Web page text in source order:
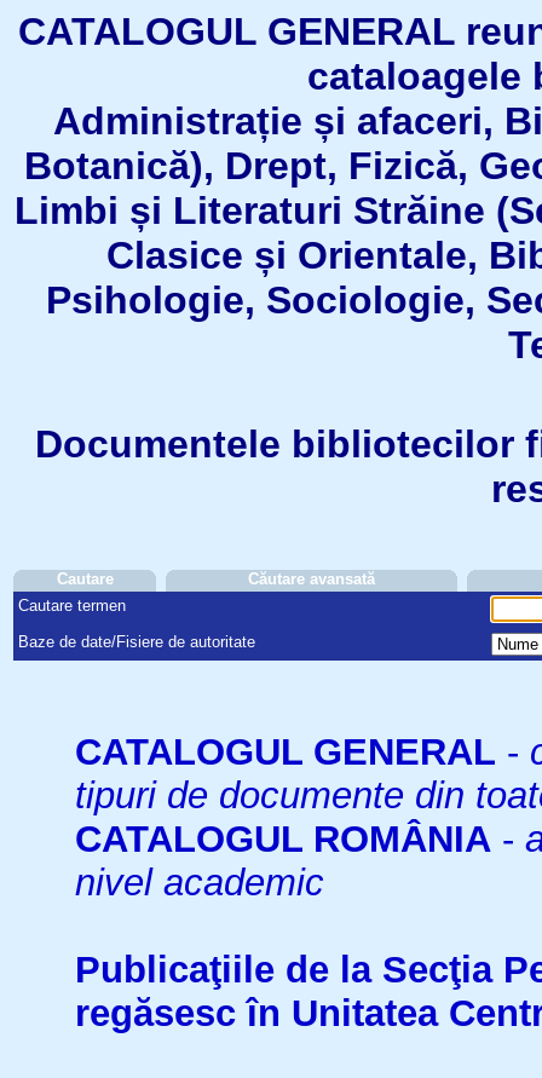
CATALOGUL GENERAL
Administrație și afaceri,
Botanică), Drept, Fizică,
Limbi și Literaturi Străine
Clasice și Orientale,
Psihologie, Sociologie,
Documentele bibliotecilor
Cautare
Căutare avansată
Cautare termen
Baze de date/Fisiere de autoritate
CATALOGUL GENERAL -
tipuri de documente din
CATALOGUL ROMÂNIA -
nivel academic
Publicaţiile de la Secţia
regăsesc în Unitatea